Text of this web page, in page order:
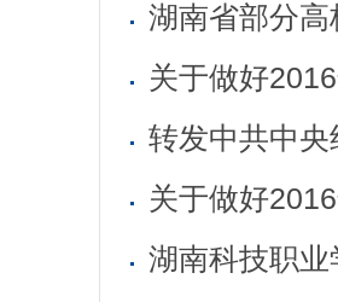
湖南省部分
关于做好